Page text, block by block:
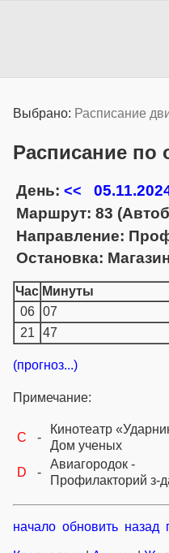
Выбрано: Расписание
Расписание по
День: <<
Маршрут: 83
Направление:
Остановка:
Час Минуты
06
07
21
47
(прогноз...)
Примечание:
C -
Кинотеатр
Дом ученых
D
-
Авиагородок -
Профилакторий з-
начало обновить назад